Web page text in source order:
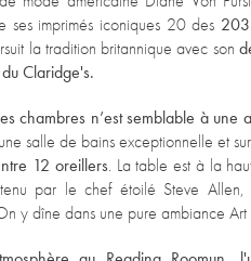
ses imprimés iconiques 20 des
la tradition britannique avec son
Claridge's.
chambres n’est semblable à une
salle de bains exceptionnelle et
12 oreillers. La table est à la
par le chef étoilé Steve Allen,
y dîne dans une pure ambiance